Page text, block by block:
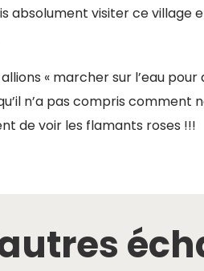
absolument visiter ce village
« marcher sur l’eau
n’a pas compris comment
de voir les flamants roses !!!